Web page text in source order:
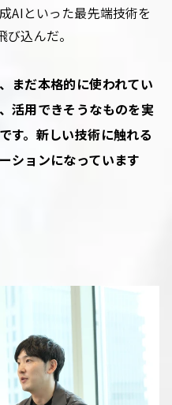
AIといった最先端技術を
込んだ。
まだ本格的に使われてい
活用できそうなものを実
す。新しい技術に触れる
ションになっています